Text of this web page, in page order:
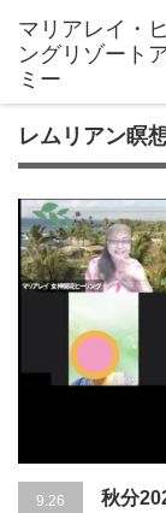
レムリアン瞑
9.26
秋分